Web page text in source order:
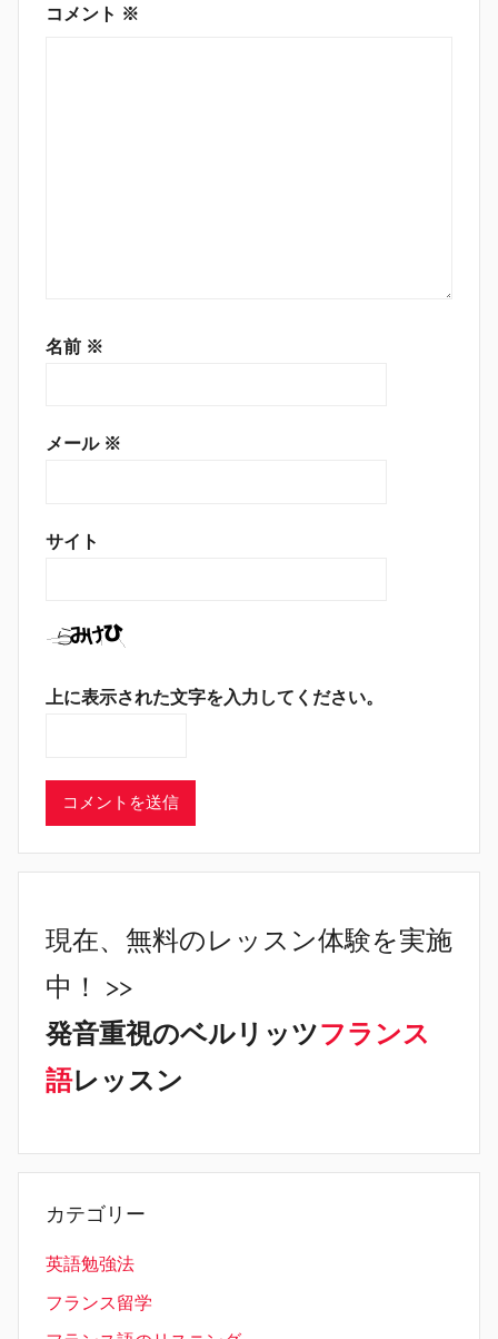
コメント ※
名前 ※
メール ※
サイト
上に表示された文字を入力してください。
現在、無料のレッスン体験を実施
中！ >>
発音重視のベルリッツフランス
語レッスン
カテゴリー
英語勉強法
フランス留学